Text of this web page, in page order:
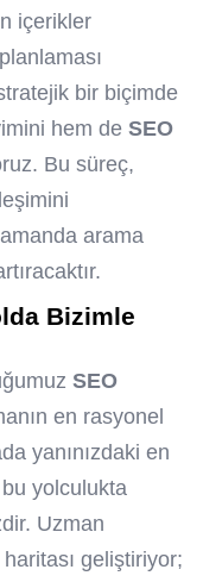
içerikler
bir biçimde
hem de SEO
Bu süreç,
arama
Bizimle
SEO
en rasyonel
yanınızdaki en
yolculukta
Uzman
geliştiriyor;